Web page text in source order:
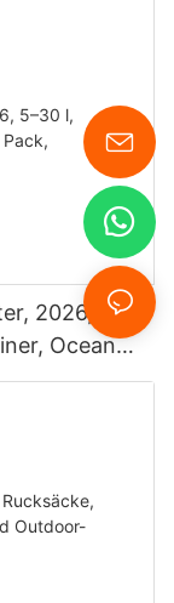
2026, 5–30
Ocean